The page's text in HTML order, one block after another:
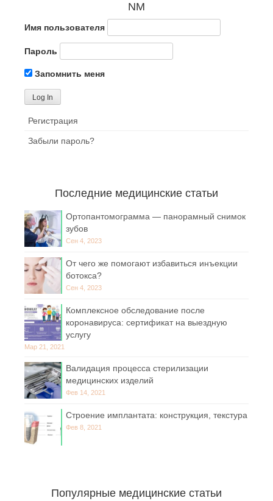
NM
Имя пользователя
Пароль
Запомнить меня
Регистрация
Забыли пароль?
Последние медицинские статьи
Ортопантомограмма — панорамный снимок
зубов
Сен 4, 2023
От чего же помогают избавиться инъекции
ботокса?
Сен 4, 2023
Комплексное обследование после
коронавируса: сертификат на выездную
услугу
Мар 21, 2021
Валидация процесса стерилизации
медицинских изделий
Фев 14, 2021
Строение имплантата: конструкция, текстура
Фев 8, 2021
Популярные медицинские статьи